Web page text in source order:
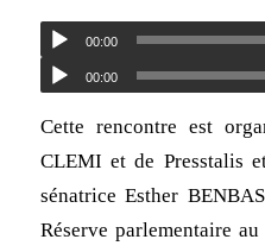
00:00
00:00
Cette rencontre est
CLEMI et de Presstalis
sénatrice Esther
Réserve parlementaire